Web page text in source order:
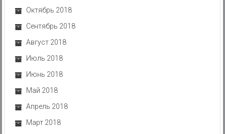
Октябрь 2018
Сентябрь 2018
Август 2018
Июль 2018
Июнь 2018
Май 2018
Апрель 2018
Март 2018